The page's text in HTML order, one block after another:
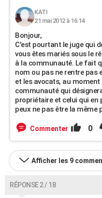
KATI
21 mai 2012 à 16:14
Bonjour,
C'est pourtant le juge qui
vous êtes mariés sous le
à la communauté. Le fait
nom ou pas ne rentre pas
et les avocats, au
communauté qui
propriétaire et celui qui en
peux ne pas être la même
Commenter 0
Afficher les 9
RÉPONSE 2 / 18